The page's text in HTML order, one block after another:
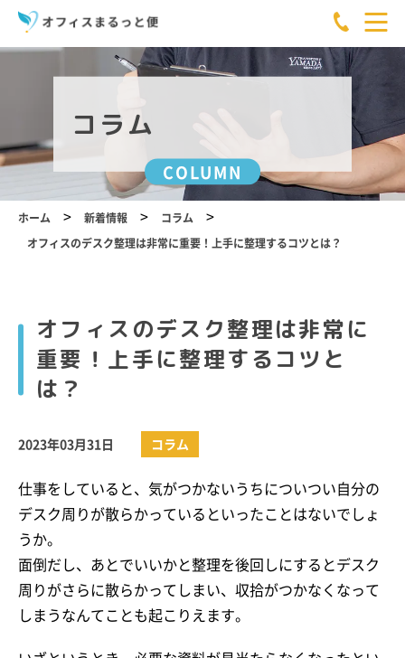
コラム
COLUMN
ホーム > 新着情報 > コラム >
オフィスのデスク整理は非常に重要！上手に整理するコツとは？
オフィスのデスク整理は非常に
重要！上手に整理するコツと
は？
2023年03月31日 コラム
仕事をしていると、気がつかないうちについつい自分の
デスク周りが散らかっているといったことはないでしょ
うか。
面倒だし、あとでいいかと整理を後回しにするとデスク
周りがさらに散らかってしまい、収拾がつかなくなって
しまうなんてことも起こりえます。